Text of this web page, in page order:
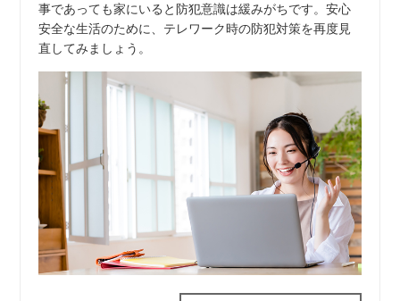
事であっても家にいると防犯意識は緩みがちです。安心
安全な生活のために、テレワーク時の防犯対策を再度見
直してみましょう。